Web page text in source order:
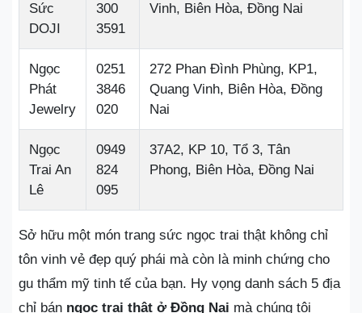
Sức
DOJI
300
3591
Vinh, Biên Hòa, Đồng Nai
Ngọc
Phát
Jewelry
0251
3846
020
272 Phan Đình Phùng, KP1,
Quang Vinh, Biên Hòa, Đồng
Nai
Ngọc
Trai An
Lê
0949
824
095
37A2, KP 10, Tổ 3, Tân
Phong, Biên Hòa, Đồng Nai
Sở hữu một món trang sức ngọc trai thật không chỉ
tôn vinh vẻ đẹp quý phái mà còn là minh chứng cho
gu thẩm mỹ tinh tế của bạn. Hy vọng danh sách 5 địa
chỉ bán ngọc trai thật ở Đồng Nai mà chúng tôi